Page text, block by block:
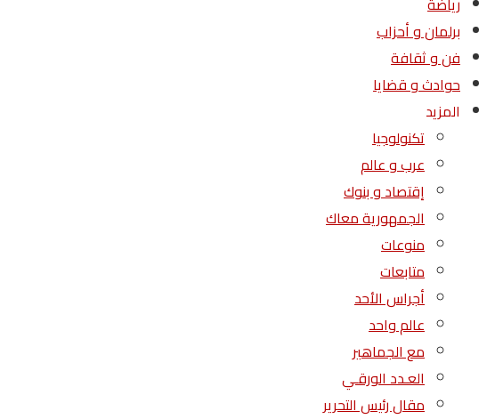
برلمان و أحزاب
فن و ثقافة
حوادث و قضايا
المزيد
تكنولوجيا
عرب و عالم
إقتصاد و بنوك
الجمهورية معاك
منوعات
متابعات
أجراس الأحد
عالم واحد
مع الجماهير
العـدد الورقـي
مقال رئيس التحرير